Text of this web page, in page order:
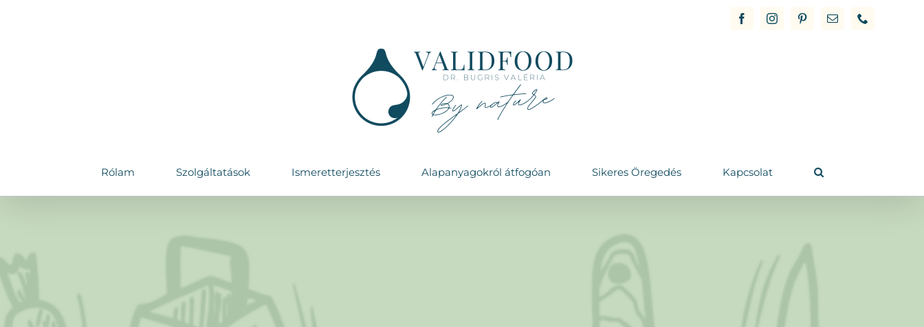
FacebookInstagramPinterestEmail Phone
Rólam Szolgáltatások Ismeretterjesztés Alapanyagokról átfogóan Sikeres Öregedés Kapcsolat